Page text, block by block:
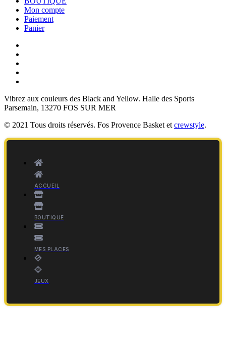
Mon compte
Paiement
Panier
Vibrez aux couleurs des Black and Yellow. Halle des Sports
Parsemain, 13270 FOS SUR MER
© 2021 Tous droits réservés. Fos Provence Basket et crewstyle.
ACCUEIL
BOUTIQUE
MES PLACES
JEUX